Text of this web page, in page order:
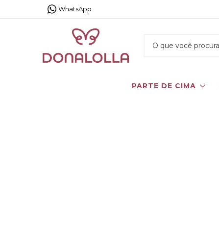
WhatsApp
PARTE DE CIMA